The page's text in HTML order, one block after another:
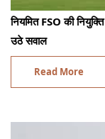
नियमित FSO की
उठे सवाल
Read More